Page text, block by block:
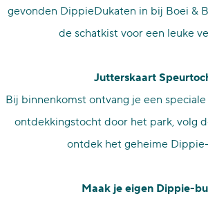
gevonden DippieDukaten in bij Boei &
de schatkist voor een leuke
Jutterskaart
Bij binnenkomst ontvang je een
ontdekkingstocht door het park, volg
ontdek het geheime
Maak je eigen Dippie-